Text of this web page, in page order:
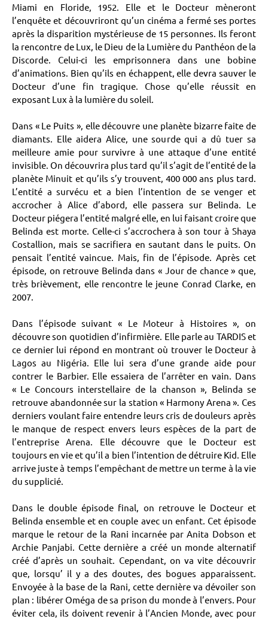
Miami en Floride, 1952. Elle et le Docteur mèneront
l’enquête et découvriront qu’un cinéma a fermé ses portes
après la disparition mystérieuse de 15 personnes. Ils feront
la rencontre de Lux, le Dieu de la Lumière du Panthéon de la
Discorde. Celui-ci les emprisonnera dans une bobine
d’animations. Bien qu’ils en échappent, elle devra sauver le
Docteur d’une fin tragique. Chose qu’elle réussit en
exposant Lux à la lumière du soleil.
Dans « Le Puits », elle découvre une planète bizarre faite de
diamants. Elle aidera Alice, une sourde qui a dû tuer sa
meilleure amie pour survivre à une attaque d’une entité
invisible. On découvrira plus tard qu’il s’agit de l’entité de la
planète Minuit et qu’ils s’y trouvent, 400 000 ans plus tard.
L’entité a survécu et a bien l’intention de se venger et
accrocher à Alice d’abord, elle passera sur Belinda. Le
Docteur piégera l’entité malgré elle, en lui faisant croire que
Belinda est morte. Celle-ci s’accrochera à son tour à Shaya
Costallion, mais se sacrifiera en sautant dans le puits. On
pensait l’entité vaincue. Mais, fin de l’épisode. Après cet
épisode, on retrouve Belinda dans « Jour de chance » que,
très brièvement, elle rencontre le jeune Conrad Clarke, en
2007.
Dans l’épisode suivant « Le Moteur à Histoires », on
découvre son quotidien d’infirmière. Elle parle au TARDIS et
ce dernier lui répond en montrant où trouver le Docteur à
Lagos au Nigéria. Elle lui sera d’une grande aide pour
contrer le Barbier. Elle essaiera de l’arrêter en vain. Dans
« Le Concours interstellaire de la chanson », Belinda se
retrouve abandonnée sur la station « Harmony Arena ». Ces
derniers voulant faire entendre leurs cris de douleurs après
le manque de respect envers leurs espèces de la part de
l’entreprise Arena. Elle découvre que le Docteur est
toujours en vie et qu’il a bien l’intention de détruire Kid. Elle
arrive juste à temps l’empêchant de mettre un terme à la vie
du supplicié.
Dans le double épisode final, on retrouve le Docteur et
Belinda ensemble et en couple avec un enfant. Cet épisode
marque le retour de la Rani incarnée par Anita Dobson et
Archie Panjabi. Cette dernière a créé un monde alternatif
créé d’après un souhait. Cependant, on va vite découvrir
que, lorsqu’ il y a des doutes, des bogues apparaissent.
Envoyée à la base de la Rani, cette dernière va dévoiler son
plan : libérer Oméga de sa prison du monde à l’envers. Pour
éviter cela, ils doivent revenir à l’Ancien Monde, avec pour